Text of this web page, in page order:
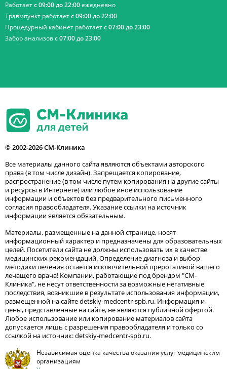
Работаетс 09:00 до 22:00ежедневно
Травмпункт работаетс 09:00 до 22:00
Процедурный кабинет работаетс 07:00 до 23:00
Забор анализовс 07:00 до 23:00
© 2002-2026 СМ-Клиника
Все материалы данного сайта являются объектами авторского
права (в том числе дизайн). Запрещается копирование,
распространение (в том числе путем копирования на другие сайты
и ресурсы в Интернете) или любое иное использование
информации и объектов без предварительного письменного
согласия правообладателя. Указание ссылки на источник
информации является обязательным.
Материалы, размещенные на данной странице, носят
информационный характер и предназначены для образовательных
целей. Посетители сайта не должны использовать их в качестве
медицинских рекомендаций. Определение диагноза и выбор
методики лечения остается исключительной прерогативой вашего
лечащего врача! Компании, работающие под брендом "СМ-
Клиника", не несут ответственности за возможные негативные
последствия, возникшие в результате использования информации,
размещенной на сайте detskiy-medcentr-spb.ru. Информация и
цены, представленные на сайте, не являются публичной офертой.
Любое использование или копирование материалов сайта
допускается лишь с разрешения правообладателя и только со
ссылкой на источник: detskiy-medcentr-spb.ru.
Независимая оценка качества оказания услуг медицинским
организациям